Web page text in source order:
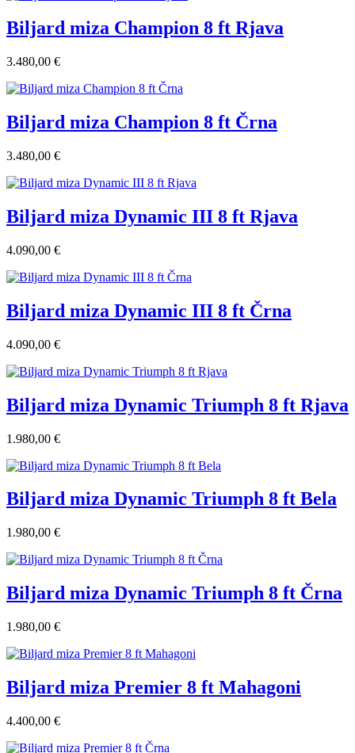
Biljard miza Champion 8 ft Rjava
3.480,00 €
Biljard miza Champion 8 ft Črna
3.480,00 €
Biljard miza Dynamic III 8 ft Rjava
4.090,00 €
Biljard miza Dynamic III 8 ft Črna
4.090,00 €
Biljard miza Dynamic Triumph 8 ft Rjava
1.980,00 €
Biljard miza Dynamic Triumph 8 ft Bela
1.980,00 €
Biljard miza Dynamic Triumph 8 ft Črna
1.980,00 €
Biljard miza Premier 8 ft Mahagoni
4.400,00 €